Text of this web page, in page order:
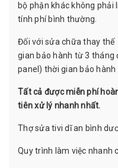
bộ phận khác không phải
tính phí bình thường.
Đối với sửa chữa thay
gian bảo hành từ 3 tháng
panel) thời gian bảo
Tất cả được miễn phí
tiên xử lý nhanh nhất.
Thợ sửa tivi dĩ an bình
Quy trình làm việc nhanh